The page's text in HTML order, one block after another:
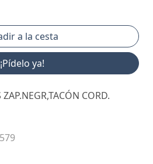
¡Pídelo ya!
CORD.